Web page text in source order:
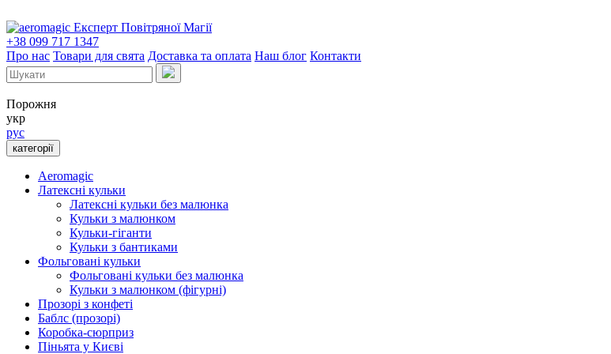
Експерт Повітряної Магії
+38 099 717 1347
Про нас Товари для свята Доставка та оплата Наш блог Контакти
Порожня
укр
рус
категорії
Aeromagic
Латексні кульки
Латексні кульки без малюнка
Кульки з малюнком
Кульки-гіганти
Кульки з бантиками
Фольговані кульки
Фольговані кульки без малюнка
Кульки з малюнком (фігурні)
Прозорі з конфеті
Баблс (прозорі)
Коробка-сюрприз
Піньята у Києві